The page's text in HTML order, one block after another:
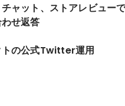
ャット、ストアレビュー
せ返答
トの公式Twitter運用